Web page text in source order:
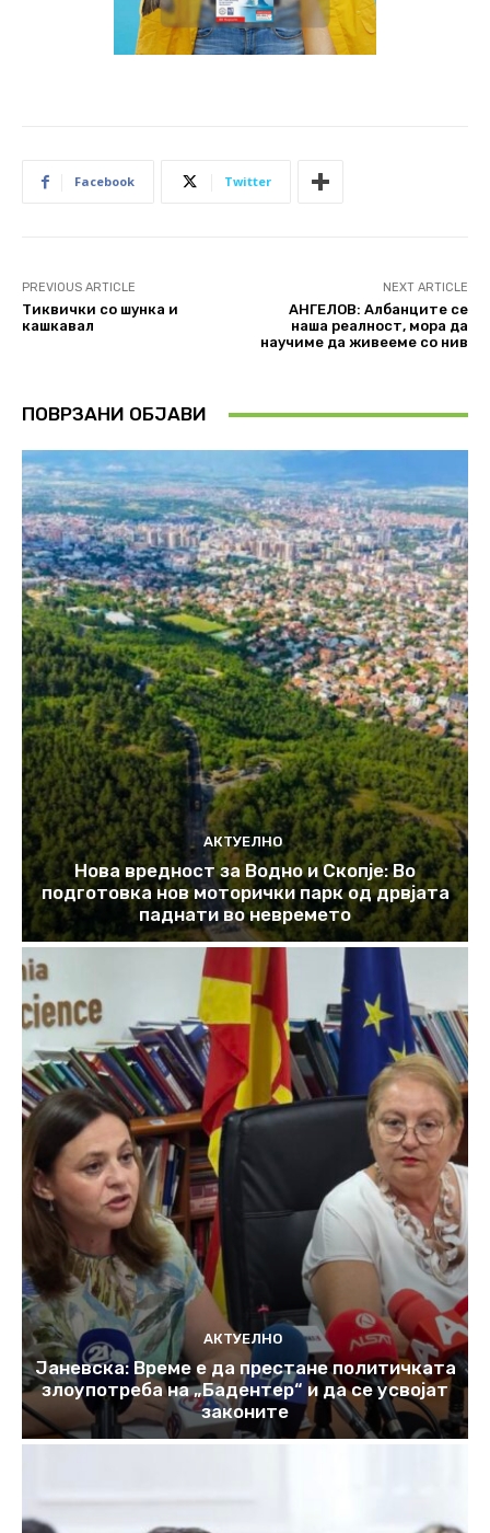
Facebook Twitter
PREVIOUS ARTICLE
Тиквички со шунка и
кашкавал
NEXT ARTICLE
АНГЕЛОВ: Албанците се
наша реалност, мора да
научиме да живееме со нив
ПОВРЗАНИ ОБЈАВИ
АКТУЕЛНО
Нова вредност за Водно и Скопје: Во
подготовка нов моторички парк од дрвјата
паднати во невремето
АКТУЕЛНО
Јаневска: Време е да престане политичката
злоупотреба на „Бадентер“ и да се усвојат
законите